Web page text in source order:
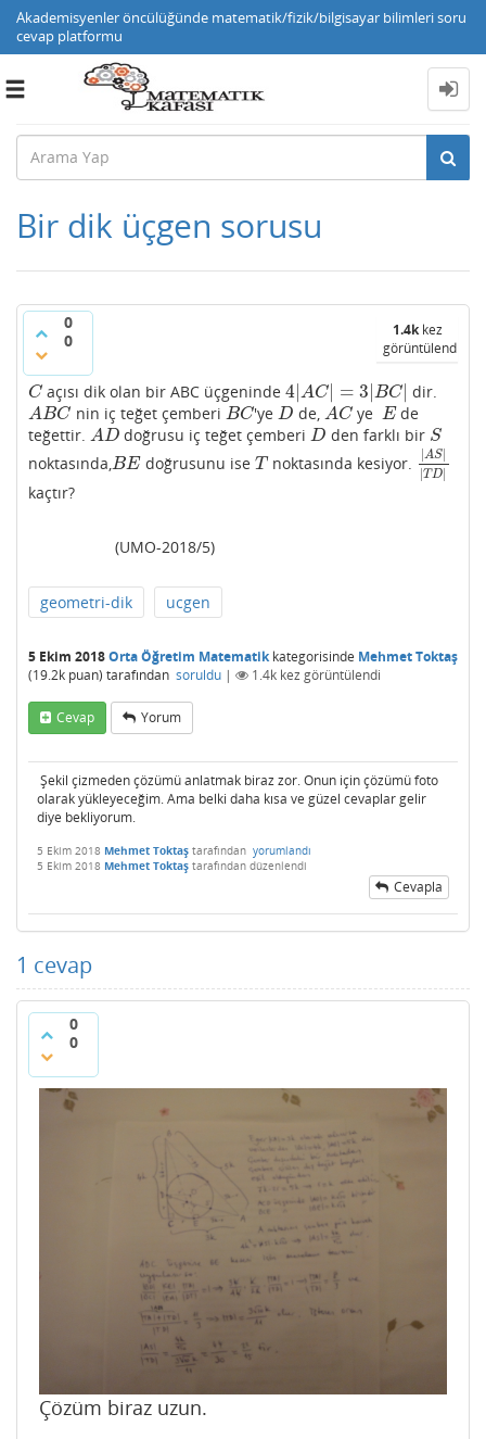
Akademisyenler öncülüğünde matematik/fizik/bilgisayar bilimleri soru
cevap platformu
Toggle
Bir dik üçgen sorusu
0
0
1.4kkez
görüntülendi
C
C açısı dik olan bir ABC üçgeninde 4| AC| = 3 |BC
4|AC| 3| BC| dir.
ABC
ABC nin iç teğet çemberi BC
BC 'yeD
D de, AC
AC yeE
E de
teğettir. AD
AD doğrusu iç teğet çemberiD
D den farklı bir S
S
noktasında,BE
BE doğrusunu ise T
T noktasında kesiyor. |AS|
|TD|
|AS|
kaçtır?
(UMO-2018/5)
geometri-dik ucgen
5 Ekim 2018Orta Öğretim Matematikkategorisinde Mehmet Toktaş
(19.2k puan) tarafından soruldu | 1.4k kez görüntülendi
Cevap Yorum
Şekil çizmeden çözümü anlatmak biraz zor. Onun için çözümü foto
olarak yükleyeceğim. Ama belki daha kısa ve güzel cevaplar gelir
diye bekliyorum.
5 Ekim 2018 Mehmet Toktaş tarafından yorumlandı
5 Ekim 2018 Mehmet Toktaş tarafından düzenlendi
Cevapla
1 cevap
0
0
Çözüm biraz uzun.